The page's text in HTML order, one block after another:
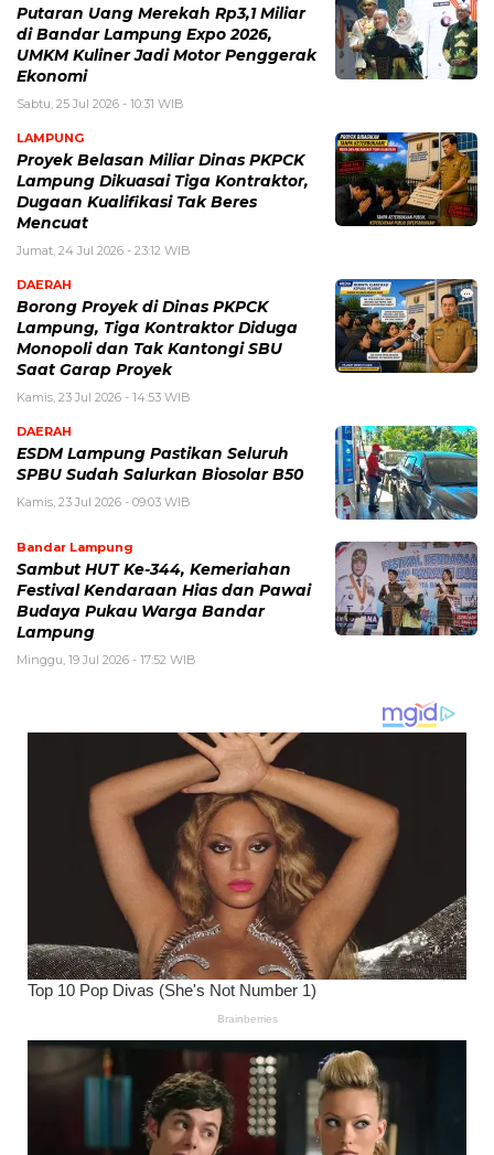
Putaran Uang Merekah Rp3,1 Miliar
di Bandar Lampung Expo 2026,
UMKM Kuliner Jadi Motor Penggerak
Ekonomi
Sabtu, 25 Jul 2026 - 10:31 WIB
LAMPUNG
Proyek Belasan Miliar Dinas PKPCK
Lampung Dikuasai Tiga Kontraktor,
Dugaan Kualifikasi Tak Beres
Mencuat
Jumat, 24 Jul 2026 - 23:12 WIB
DAERAH
Borong Proyek di Dinas PKPCK
Lampung, Tiga Kontraktor Diduga
Monopoli dan Tak Kantongi SBU
Saat Garap Proyek
Kamis, 23 Jul 2026 - 14:53 WIB
DAERAH
ESDM Lampung Pastikan Seluruh
SPBU Sudah Salurkan Biosolar B50
Kamis, 23 Jul 2026 - 09:03 WIB
Bandar Lampung
Sambut HUT Ke-344, Kemeriahan
Festival Kendaraan Hias dan Pawai
Budaya Pukau Warga Bandar
Lampung
Minggu, 19 Jul 2026 - 17:52 WIB